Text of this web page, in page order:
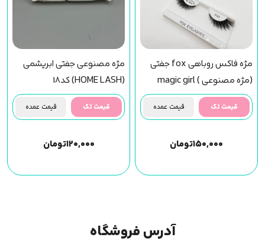
مژه فاکس روباهی fox جفتی
(مژه مصنوعی ) magic girl
(f43) مجیک گرل
قیمت تک قیمت عمده
۱۵۰,۰۰۰تومان
مژه مصنوعی جفتی ابریشمی
(HOME LASH) کد18
قیمت تک قیمت عمده
۱۲۰,۰۰۰تومان
آدرس فروشگاه